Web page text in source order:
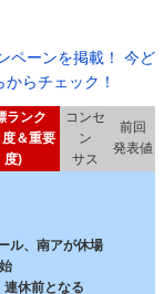
ペーンを掲載！ 今ど
らチェック！
ランク
＆重要
度)
コンセ
ン
サス
前回
発表値
ル、南アが休場
休前となる